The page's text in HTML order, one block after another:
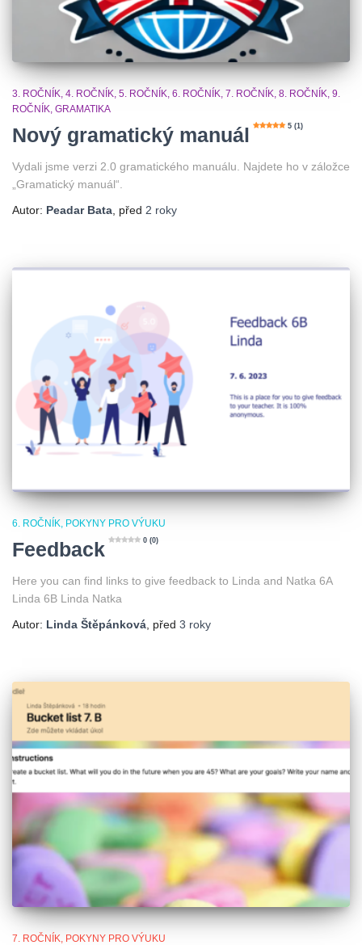
3. ROČNÍK 4. ROČNÍK 5. ROČNÍK 6. ROČNÍK 7. ROČNÍK 8. ROČNÍK 9.
ROČNÍK GRAMATIKA
Nový gramatický manuál 5 (1)
Vydali jsme verzi 2.0 gramatického manuálu. Najdete ho v záložce
„Gramatický manuál“.
Autor: Peadar Bata , před 2 roky
6. ROČNÍK POKYNY PRO VÝUKU
Feedback 0 (0)
Here you can find links to give feedback to Linda and Natka 6A
Linda 6B Linda Natka
Autor: Linda Štěpánková, před 3 roky
7. ROČNÍK POKYNY PRO VÝUKU